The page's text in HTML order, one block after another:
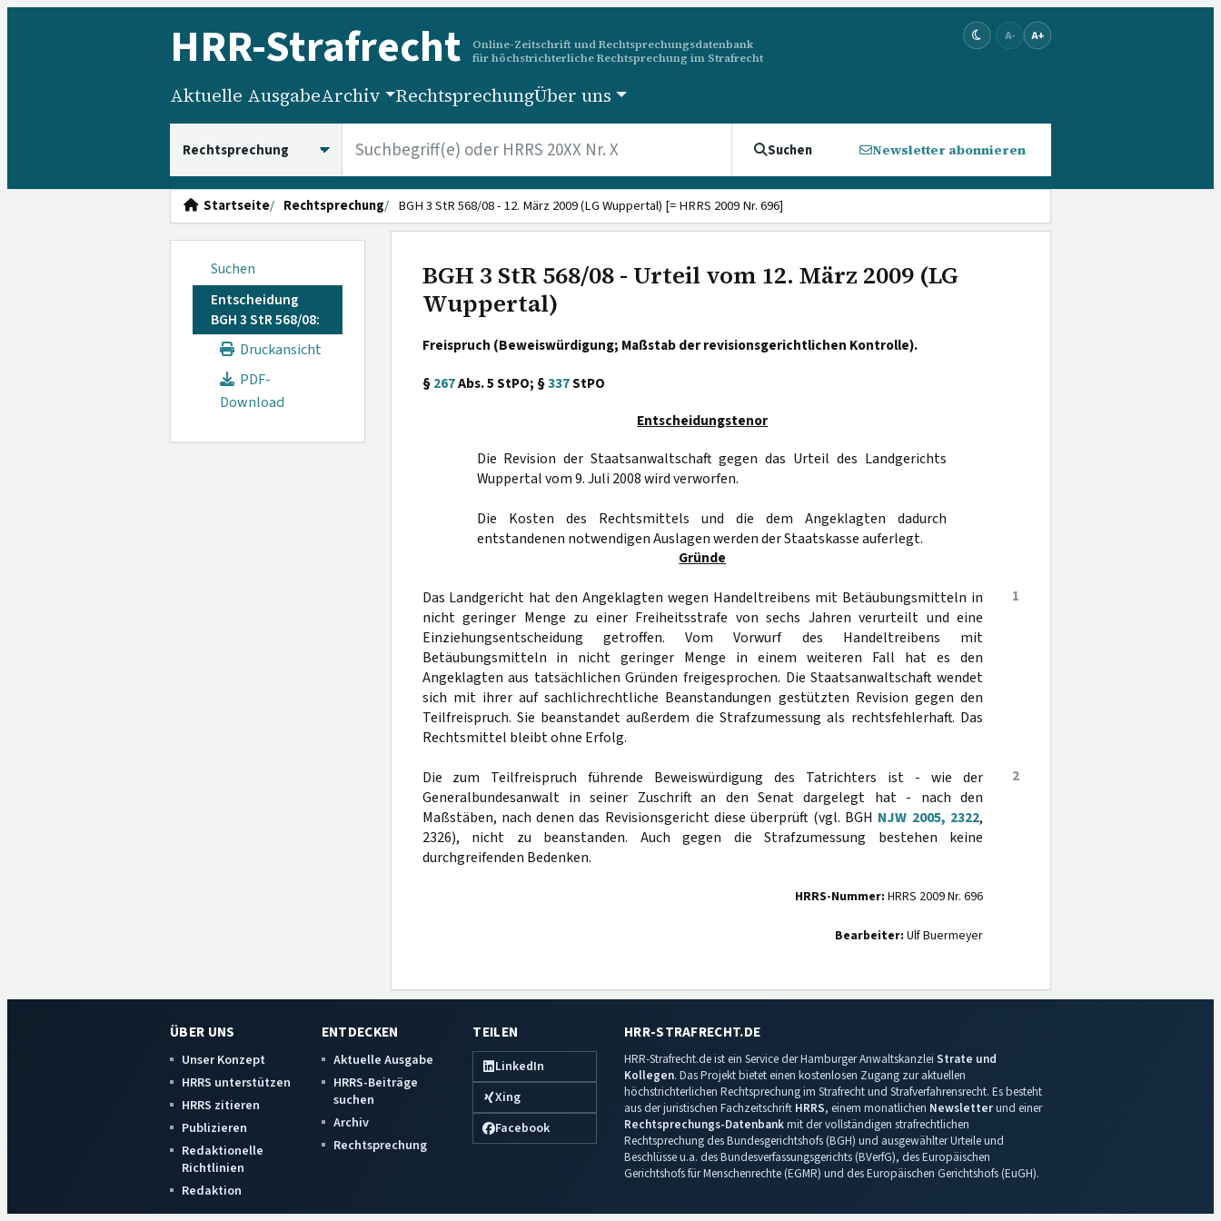
HRR-Strafrecht
Online-Zeitschrift und Rechtsprechungsdatenbank
für höchstrichterliche Rechtsprechung im Strafrecht
A- A+
Aktuelle AusgabeArchiv RechtsprechungÜber uns
Suchen Newsletter abonnieren
Startseite Rechtsprechung BGH 3 StR 568/08 - 12. März 2009 (LG Wuppertal) [= HRRS 2009 Nr. 696]
Suchen
Entscheidung
BGH 3 StR 568/08:
Druckansicht
PDF-
Download
BGH 3 StR 568/08 - Urteil vom 12. März 2009 (LG
Wuppertal)
Freispruch (Beweiswürdigung; Maßstab der revisionsgerichtlichen Kontrolle).
§267Abs. 5 StPO; §337StPO
Entscheidungstenor
Die Revision der Staatsanwaltschaft gegen das Urteil des Landgerichts
Wuppertal vom 9. Juli 2008 wird verworfen.
Die Kosten des Rechtsmittels und die dem Angeklagten dadurch
entstandenen notwendigen Auslagen werden der Staatskasse auferlegt.
Gründe
1
Das Landgericht hat den Angeklagten wegen Handeltreibens mit Betäubungsmitteln in
nicht geringer Menge zu einer Freiheitsstrafe von sechs Jahren verurteilt und eine
Einziehungsentscheidung getroffen. Vom Vorwurf des Handeltreibens mit
Betäubungsmitteln in nicht geringer Menge in einem weiteren Fall hat es den
Angeklagten aus tatsächlichen Gründen freigesprochen. Die Staatsanwaltschaft wendet
sich mit ihrer auf sachlichrechtliche Beanstandungen gestützten Revision gegen den
Teilfreispruch. Sie beanstandet außerdem die Strafzumessung als rechtsfehlerhaft. Das
Rechtsmittel bleibt ohne Erfolg.
2
Die zum Teilfreispruch führende Beweiswürdigung des Tatrichters ist - wie der
Generalbundesanwalt in seiner Zuschrift an den Senat dargelegt hat - nach den
Maßstäben, nach denen das Revisionsgericht diese überprüft (vgl. BGH NJW 2005, 2322,
2326), nicht zu beanstanden. Auch gegen die Strafzumessung bestehen keine
durchgreifenden Bedenken.
HRRS-Nummer: HRRS 2009 Nr. 696
Bearbeiter: Ulf Buermeyer
ÜBER UNS
Unser Konzept
HRRS unterstützen
HRRS zitieren
Publizieren
Redaktionelle
Richtlinien
Redaktion
ENTDECKEN
Aktuelle Ausgabe
HRRS-Beiträge
suchen
Archiv
Rechtsprechung
TEILEN
LinkedIn
Xing
Facebook
HRR-STRAFRECHT.DE
HRR-Strafrecht.de ist ein Service der Hamburger Anwaltskanzlei Strate und
Kollegen. Das Projekt bietet einen kostenlosen Zugang zur aktuellen
höchstrichterlichen Rechtsprechung im Strafrecht und Strafverfahrensrecht. Es besteht
aus der juristischen Fachzeitschrift HRRS, einem monatlichen Newsletterund einer
Rechtsprechungs-Datenbankmit der vollständigen strafrechtlichen
Rechtsprechung des Bundesgerichtshofs (BGH) und ausgewählter Urteile und
Beschlüsse u.a. des Bundesverfassungsgerichts (BVerfG), des Europäischen
Gerichtshofs für Menschenrechte (EGMR) und des Europäischen Gerichtshofs (EuGH).